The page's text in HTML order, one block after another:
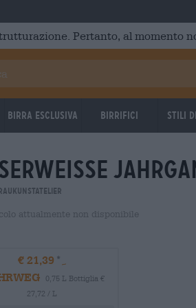
Pertanto, al momento
Birra Esclusiva Birrifici Stili
attualmente non disponibile
€ 21,39
0,75 L Bottiglia €
27,72 / L